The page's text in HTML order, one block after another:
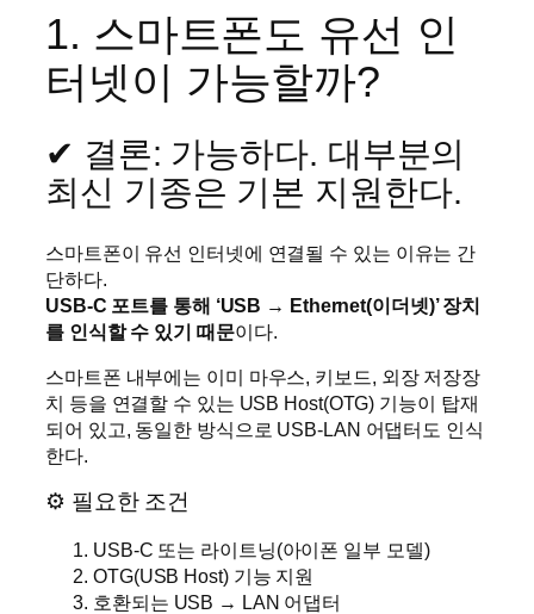
1. 스마트폰도 유선 인
터넷이 가능할까?
✔ 결론: 가능하다. 대부분의
최신 기종은 기본 지원한다.
스마트폰이 유선 인터넷에 연결될 수 있는 이유는 간
단하다.
USB-C 포트를 통해 ‘USB → Ethernet(이더넷)’ 장치
를 인식할 수 있기 때문이다.
스마트폰 내부에는 이미 마우스, 키보드, 외장 저장장
치 등을 연결할 수 있는 USB Host(OTG) 기능이 탑재
되어 있고, 동일한 방식으로 USB-LAN 어댑터도 인식
한다.
⚙ 필요한 조건
USB-C 또는 라이트닝(아이폰 일부 모델)
OTG(USB Host) 기능 지원
호환되는 USB → LAN 어댑터